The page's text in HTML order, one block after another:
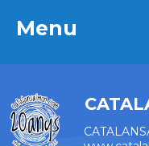
Menu
Menu